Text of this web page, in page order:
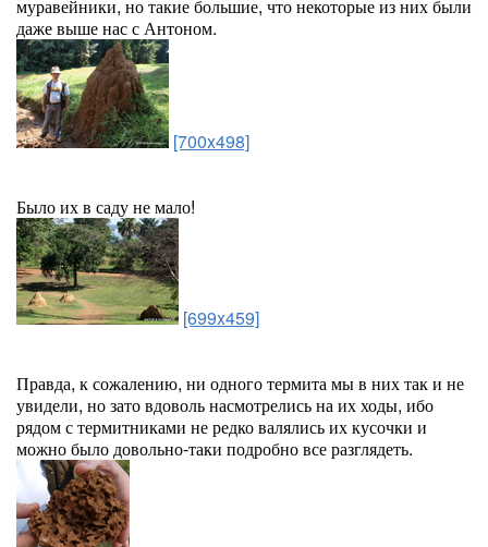
муравейники, но такие большие, что некоторые из них были
даже выше нас с Антоном.
[700x498]
Было их в саду не мало!
[699x459]
Правда, к сожалению, ни одного термита мы в них так и не
увидели, но зато вдоволь насмотрелись на их ходы, ибо
рядом с термитниками не редко валялись их кусочки и
можно было довольно-таки подробно все разглядеть.